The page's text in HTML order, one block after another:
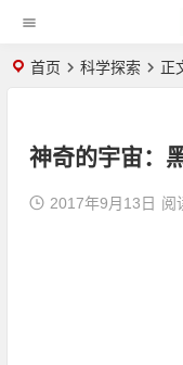
首页 科学探索 正
神奇的宇宙：
2017年9月13日 阅